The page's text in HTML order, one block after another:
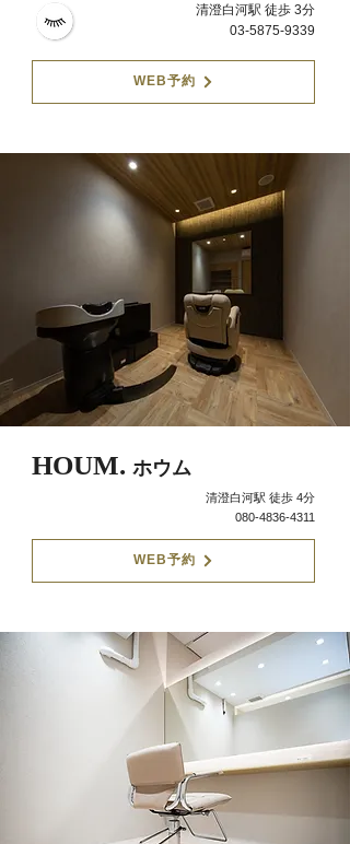
清澄白河駅 徒歩 3分
03-5875-9339
WEB予約
HOUM. ホウム
清澄白河駅 徒歩 4分
080-4836-4311
WEB予約